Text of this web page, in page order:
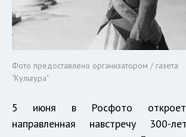
Фото предоставлено организатором / газета
"Культура"
5 июня в Росфото
направленная навстречу 300-